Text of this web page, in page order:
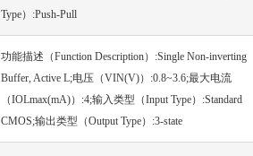
Type）:Push-Pull
功能描述（Function Description）:Single Non-inverting
Buffer, Active L;电压（VIN(V)）:0.8~3.6;最大电流
（IOLmax(mA)）:4;输入类型（Input Type）:Standard
CMOS;输出类型（Output Type）:3-state